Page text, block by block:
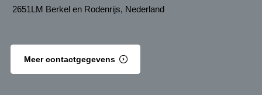
2651LM Berkel en Rodenrijs, Nederland
Meer contactgegevens